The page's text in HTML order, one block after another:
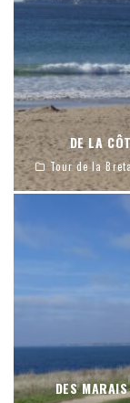
DE LA
Tour de la
DES